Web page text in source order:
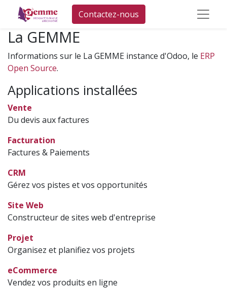
Contactez-nous
La GEMME
Informations sur le La GEMME instance d'Odoo, le ERP
Open Source.
Applications installées
Vente
Du devis aux factures
Facturation
Factures & Paiements
CRM
Gérez vos pistes et vos opportunités
Site Web
Constructeur de sites web d'entreprise
Projet
Organisez et planifiez vos projets
eCommerce
Vendez vos produits en ligne